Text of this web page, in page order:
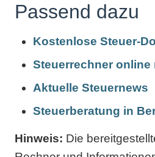
Passend dazu
Kostenlose Steuer-
Steuerrechner online
Aktuelle Steuernews
Steuerberatung in
Hinweis: Die